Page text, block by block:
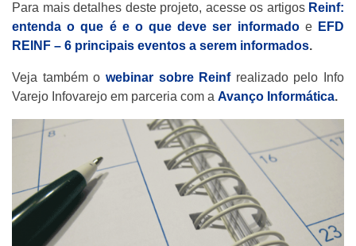
Para mais detalhes deste projeto, acesse os artigos Reinf:
entenda o que é e o que deve ser informadoe EFD
REINF – 6 principais eventos a serem informados.
Veja também o webinar sobre Reinfrealizado pelo Info
Varejo Infovarejo em parceria com a Avanço Informática.